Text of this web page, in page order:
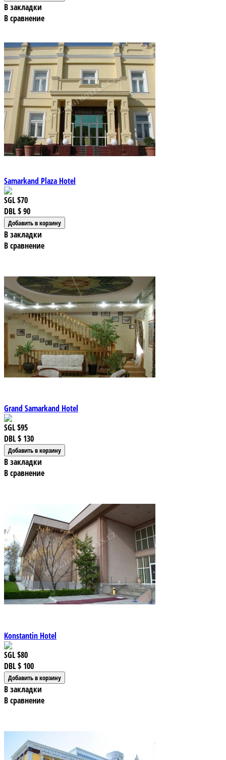
В закладки
В сравнение
Samarkand Plaza Hotel
SGL$70
DBL$ 90
В закладки
В сравнение
Grand Samarkand Hotel
SGL$95
DBL$ 130
В закладки
В сравнение
Konstantin Hotel
SGL$80
DBL$ 100
В закладки
В сравнение